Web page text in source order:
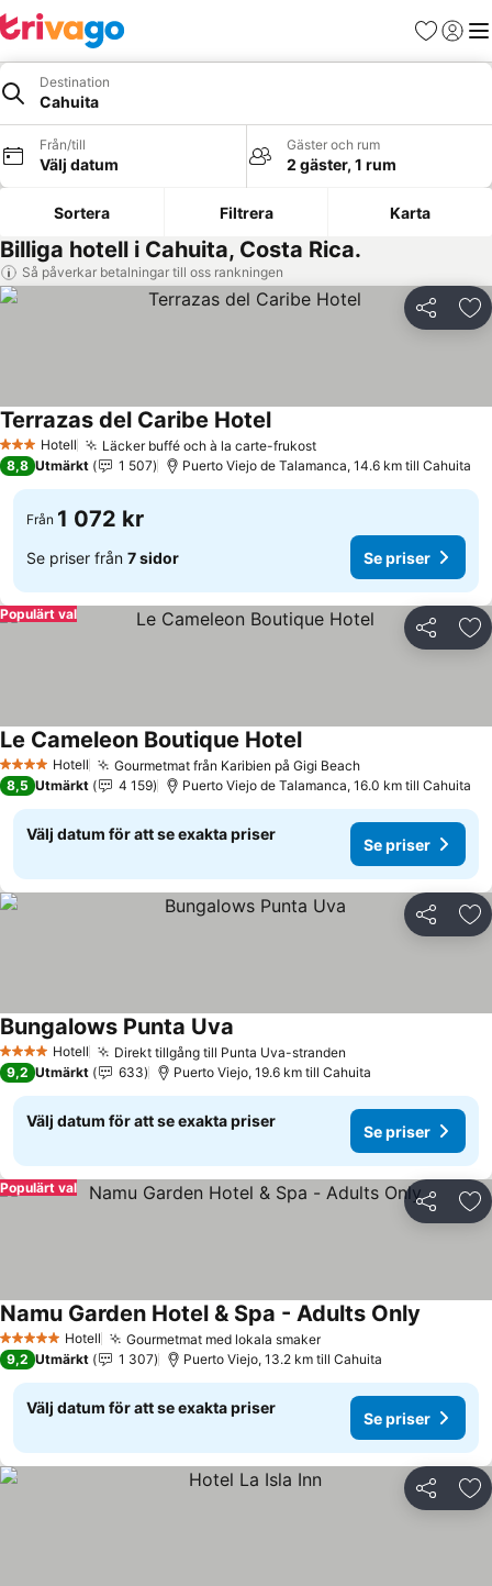
Favoriter
Logga
Destination
Cahuita
Från/till
Välj datum
Gäster och rum
2 gäster, 1 rum
Sortera Filtrera Karta
Billiga hotell i Cahuita, Costa Rica.
Så påverkar betalningar till oss rankningen
Dela
3 StjärnorHotell Läcker buffé och à la carte-frukostSe priser
Terrazas del Caribe HotelSe priser
8,8 Utmärkt 1 507 Puerto Viejo de Talamanca, 14.6 km till Cahuita
Från 1 072 kr
Se priser från 7 sidor Se priser
Dela
Populärt val
4 StjärnorHotell Gourmetmat från Karibien på Gigi BeachSe priser
Le Cameleon Boutique HotelSe priser
8,5 Utmärkt 4 159 Puerto Viejo de Talamanca, 16.0 km till Cahuita
Välj datum för att se exakta priser
Se priser
Dela
4 StjärnorHotell Direkt tillgång till Punta Uva-stranden
Bungalows Punta Uva
9,2 Utmärkt 633 Puerto Viejo, 19.6 km till Cahuita
Välj datum för att se exakta priser
Se priser
Dela
Populärt val
5 Stjärnor Hotell Gourmetmat med lokala smakerSe priser
Namu Garden Hotel & Spa - Adults Only
9,2 Utmärkt 1 307 Puerto Viejo, 13.2 km till Cahuita
Välj datum för att se exakta priser
Se priser
Dela